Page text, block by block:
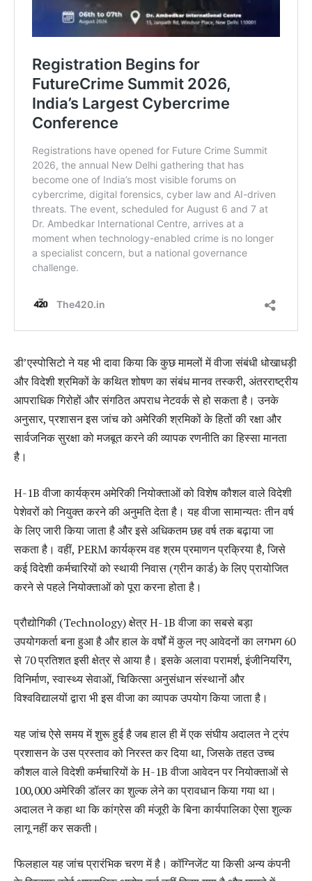
डी’एस्पोसिटो ने यह भी दावा किया कि कुछ मामलों में वीजा संबंधी धोखाधड़ी
और विदेशी श्रमिकों के कथित शोषण का संबंध मानव तस्करी, अंतरराष्ट्रीय
आपराधिक गिरोहों और संगठित अपराध नेटवर्क से हो सकता है। उनके
अनुसार, प्रशासन इस जांच को अमेरिकी श्रमिकों के हितों की रक्षा और
सार्वजनिक सुरक्षा को मजबूत करने की व्यापक रणनीति का हिस्सा मानता
है।
H-1B वीजा कार्यक्रम अमेरिकी नियोक्ताओं को विशेष कौशल वाले विदेशी
पेशेवरों को नियुक्त करने की अनुमति देता है। यह वीजा सामान्यतः तीन वर्ष
के लिए जारी किया जाता है और इसे अधिकतम छह वर्ष तक बढ़ाया जा
सकता है। वहीं, PERM कार्यक्रम वह श्रम प्रमाणन प्रक्रिया है, जिसे
कई विदेशी कर्मचारियों को स्थायी निवास (ग्रीन कार्ड) के लिए प्रायोजित
करने से पहले नियोक्ताओं को पूरा करना होता है।
प्रौद्योगिकी (Technology) क्षेत्र H-1B वीजा का सबसे बड़ा
उपयोगकर्ता बना हुआ है और हाल के वर्षों में कुल नए आवेदनों का लगभग 60
से 70 प्रतिशत इसी क्षेत्र से आया है। इसके अलावा परामर्श, इंजीनियरिंग,
विनिर्माण, स्वास्थ्य सेवाओं, चिकित्सा अनुसंधान संस्थानों और
विश्वविद्यालयों द्वारा भी इस वीजा का व्यापक उपयोग किया जाता है।
यह जांच ऐसे समय में शुरू हुई है जब हाल ही में एक संघीय अदालत ने ट्रंप
प्रशासन के उस प्रस्ताव को निरस्त कर दिया था, जिसके तहत उच्च
कौशल वाले विदेशी कर्मचारियों के H-1B वीजा आवेदन पर नियोक्ताओं से
100,000 अमेरिकी डॉलर का शुल्क लेने का प्रावधान किया गया था।
अदालत ने कहा था कि कांग्रेस की मंजूरी के बिना कार्यपालिका ऐसा शुल्क
लागू नहीं कर सकती।
फिलहाल यह जांच प्रारंभिक चरण में है। कॉग्निजेंट या किसी अन्य कंपनी